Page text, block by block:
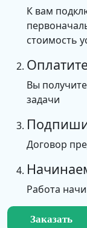
К вам
стоимость
Вы
задачи
Договор
Работа
Заказать